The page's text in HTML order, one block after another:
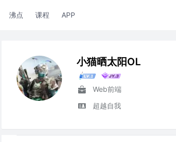
沸点 课程 APP
小猫晒太阳OL
Web前端
超越自我